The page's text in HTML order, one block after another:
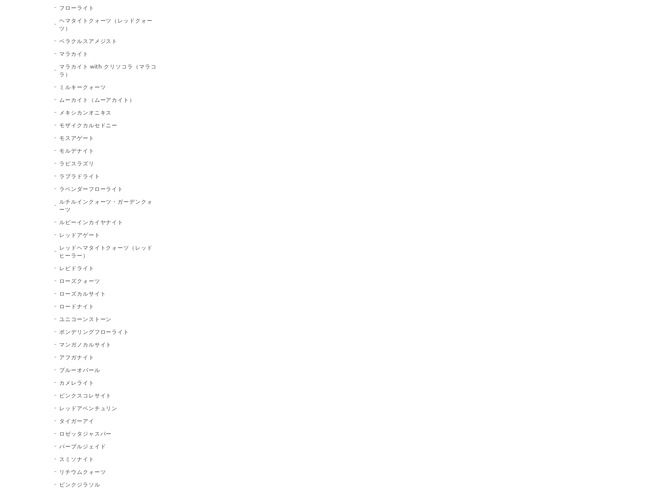
フローライト
ヘマタイトクォーツ（レッドクォー
ツ）
ベラクルスアメジスト
マラカイト
マラカイト with クリソコラ（マラコ
ラ）
ミルキークォーツ
ムーカイト（ムーアカイト）
メキシカンオニキス
モザイクカルセドニー
モスアゲート
モルデナイト
ラピスラズリ
ラブラドライト
ラベンダーフローライト
ルチルインクォーツ・ガーデンクォ
ーツ
ルビーインカイヤナイト
レッドアゲート
レッドヘマタイトクォーツ（レッド
ヒーラー）
レピドライト
ローズクォーツ
ローズカルサイト
ロードナイト
ユニコーンストーン
ポンデリングフローライト
マンガノカルサイト
アフガナイト
ブルーオパール
カメレライト
ピンクスコレサイト
レッドアベンチュリン
タイガーアイ
ロゼッタジャスパー
パープルジェイド
スミソナイト
リチウムクォーツ
ピンクジラソル